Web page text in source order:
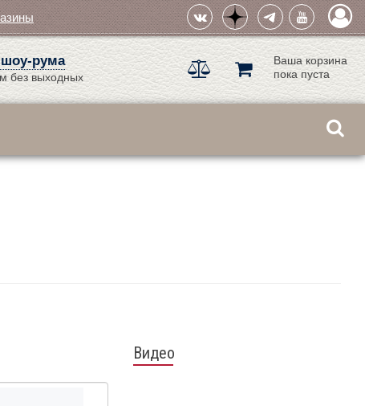
рума
без выходных
Ваша корзина
пока пуста
Видео